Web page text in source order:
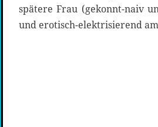
spätere Frau (gekonnt-naiv
und erotisch-elektrisierend am